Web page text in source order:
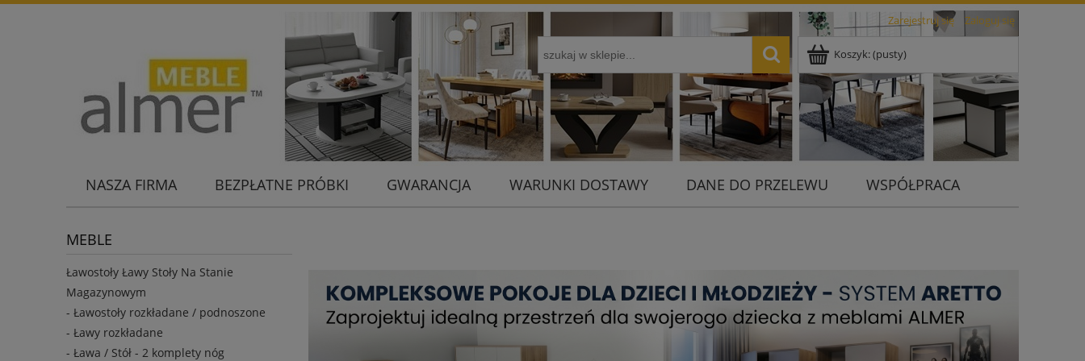
Zarejestruj się Zaloguj się
Koszyk:(pusty)
NASZA FIRMA BEZPŁATNE PRÓBKI GWARANCJA WARUNKI DOSTAWY DANE DO PRZELEWU
WSPÓŁPRACA
MEBLE
Ławostoły Ławy Stoły Na Stanie
Magazynowym
- Ławostoły rozkładane / podnoszone
- Ławy rozkładane
- Ława / Stół - 2 komplety nóg